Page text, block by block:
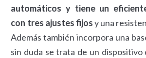
automáticos y tiene un
con tres ajustes fijosy una
Además también incorpora una
sin duda se trata de un